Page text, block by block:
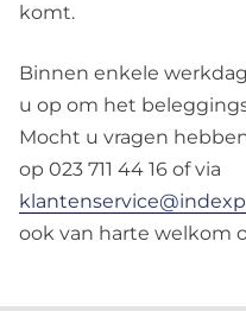
komt.
Binnen enkele
u op om het
Mocht u vragen
op 023 711 44 16 of via
ook van harte welkom